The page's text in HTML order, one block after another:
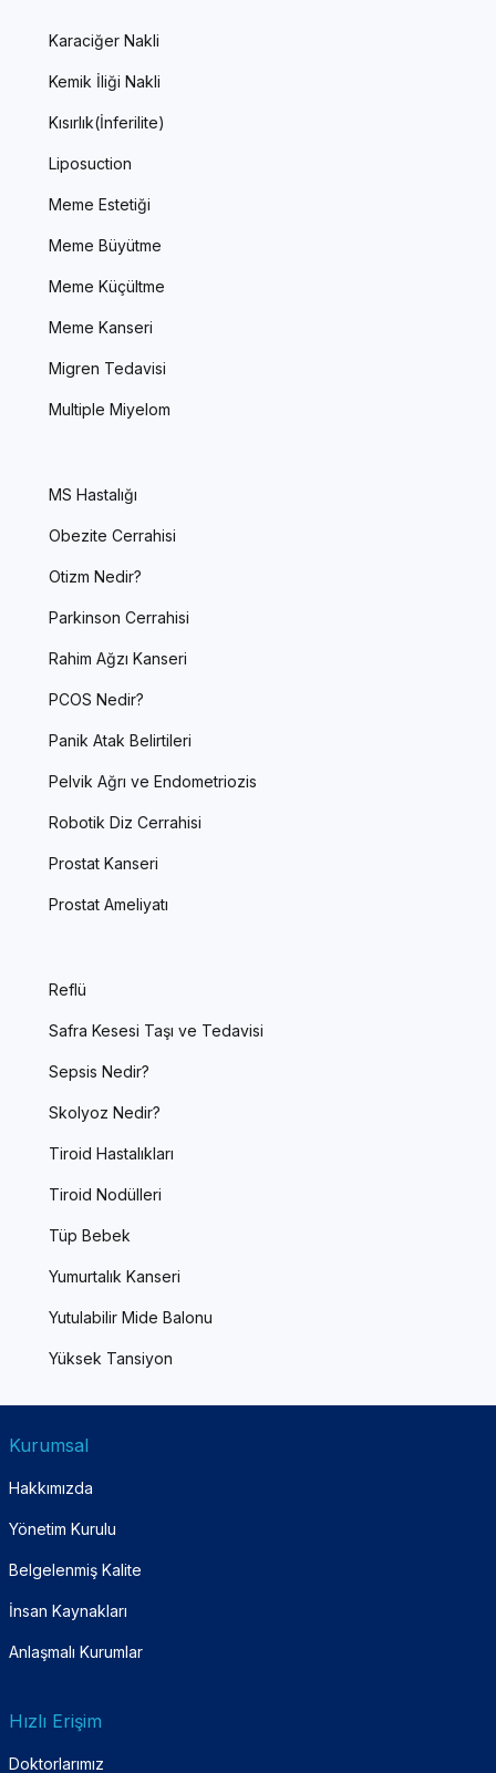
Karaciğer Nakli
Kemik İliği Nakli
Kısırlık(İnferilite)
Liposuction
Meme Estetiği
Meme Büyütme
Meme Küçültme
Meme Kanseri
Migren Tedavisi
Multiple Miyelom
MS Hastalığı
Obezite Cerrahisi
Otizm Nedir?
Parkinson Cerrahisi
Rahim Ağzı Kanseri
PCOS Nedir?
Panik Atak Belirtileri
Pelvik Ağrı ve Endometriozis
Robotik Diz Cerrahisi
Prostat Kanseri
Prostat Ameliyatı
Reflü
Safra Kesesi Taşı ve Tedavisi
Sepsis Nedir?
Skolyoz Nedir?
Tiroid Hastalıkları
Tiroid Nodülleri
Tüp Bebek
Yumurtalık Kanseri
Yutulabilir Mide Balonu
Yüksek Tansiyon
Kurumsal
Hakkımızda
Yönetim Kurulu
Belgelenmiş Kalite
İnsan Kaynakları
Anlaşmalı Kurumlar
Hızlı Erişim
Doktorlarımız